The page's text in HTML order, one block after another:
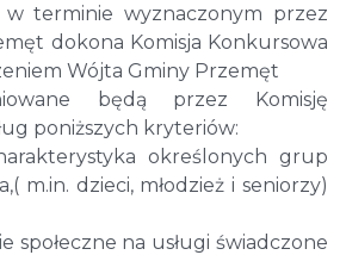
terminie wyznaczonym przez
dokona Komisja Konkursowa
Wójta Gminy Przemęt
będą przez Komisję
poniższych kryteriów:
określonych grup
m.in. dzieci, młodzież i seniorzy)
społeczne na usługi świadczone